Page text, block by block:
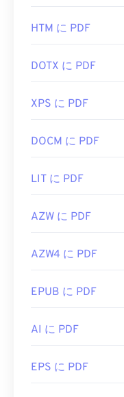
HTM に PDF
DOTX に PDF
XPS に PDF
DOCM に PDF
LIT に PDF
AZW に PDF
AZW4 に PDF
EPUB に PDF
AI に PDF
EPS に PDF